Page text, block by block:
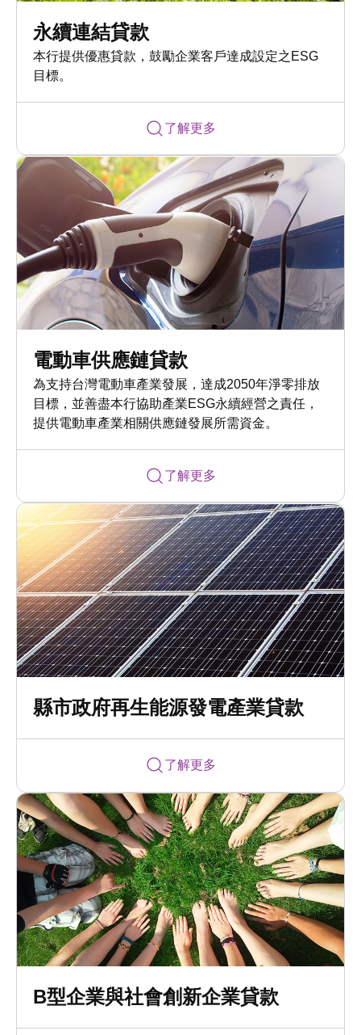
永續連結貸款
本行提供優惠貸款，鼓勵企業客戶達成設定之ESG
目標。
了解更多
電動車供應鏈貸款
為支持台灣電動車產業發展，達成2050年淨零排放
目標，並善盡本行協助產業ESG永續經營之責任，
提供電動車產業相關供應鏈發展所需資金。
了解更多
縣市政府再生能源發電產業貸款
了解更多
B型企業與社會創新企業貸款